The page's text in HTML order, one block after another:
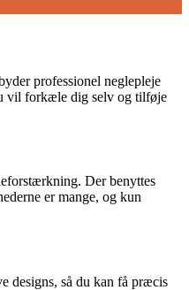
professionel neglepleje
vil forkæle dig selv og tilføje
Der benyttes
er mange, og kun
designs, så du kan få præcis